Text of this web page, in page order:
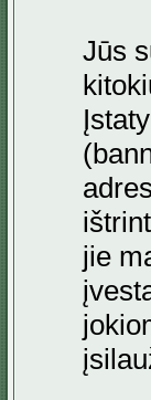
Jūs
jie